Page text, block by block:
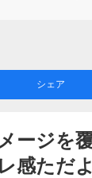
シェア
ージを
感ただ